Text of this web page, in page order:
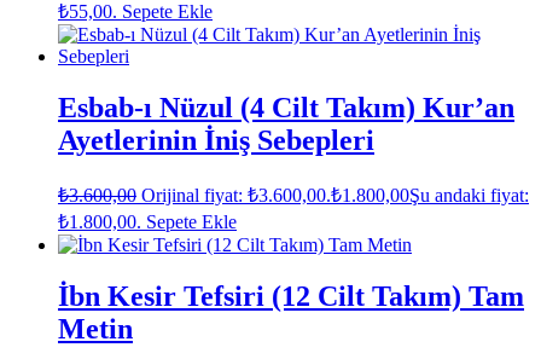
₺55,00. Sepete Ekle
Esbab-ı Nüzul (4 Cilt Takım) Kur’an
Ayetlerinin İniş Sebepleri
₺3.600,00 Orijinal fiyat: ₺3.600,00.₺1.800,00Şu andaki fiyat:
₺1.800,00. Sepete Ekle
İbn Kesir Tefsiri (12 Cilt Takım) Tam
Metin